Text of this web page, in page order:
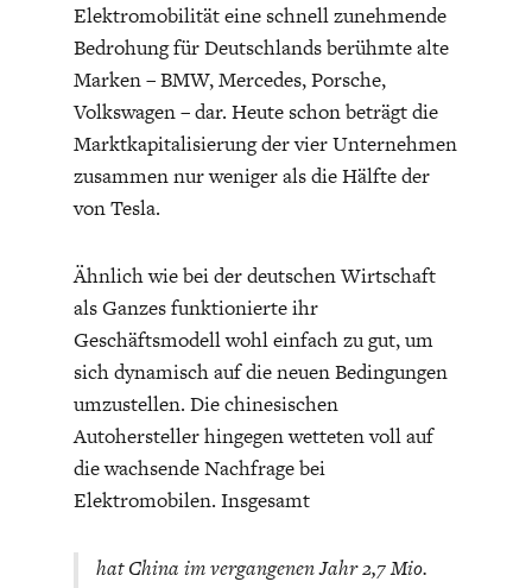
Elektromobilität eine schnell zunehmende
Bedrohung für Deutschlands berühmte alte
Marken – BMW, Mercedes, Porsche,
Volkswagen – dar. Heute schon beträgt die
Marktkapitalisierung der vier Unternehmen
zusammen nur weniger als die Hälfte der
von Tesla.
Ähnlich wie bei der deutschen Wirtschaft
als Ganzes funktionierte ihr
Geschäftsmodell wohl einfach zu gut, um
sich dynamisch auf die neuen Bedingungen
umzustellen. Die chinesischen
Autohersteller hingegen wetteten voll auf
die wachsende Nachfrage bei
Elektromobilen. Insgesamt
hat China im vergangenen Jahr 2,7 Mio.